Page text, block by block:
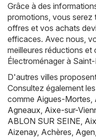
Grâce à des
promotions, vous serez
offres et vos achats
efficaces. Avec nous,
meilleures réductions
Électroménager à
D'autres villes
Consultez également
comme Aigues-Mortes
Agneaux Aixe-sur-
ABLON SUR SEINE
Aizenay, Achères Agen